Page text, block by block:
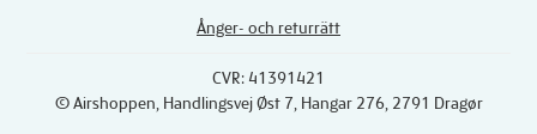
Ånger- och returrätt
CVR: 41391421
© Airshoppen , Handlingsvej Øst 7, Hangar 276, 2791 Dragør